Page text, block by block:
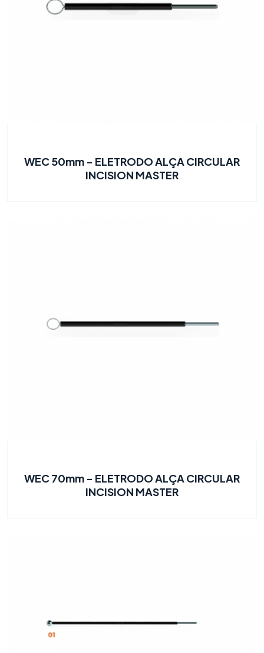
WEC 50mm - ELETRODO ALÇA CIRCULAR
INCISION MASTER
WEC 70mm - ELETRODO ALÇA CIRCULAR
INCISION MASTER